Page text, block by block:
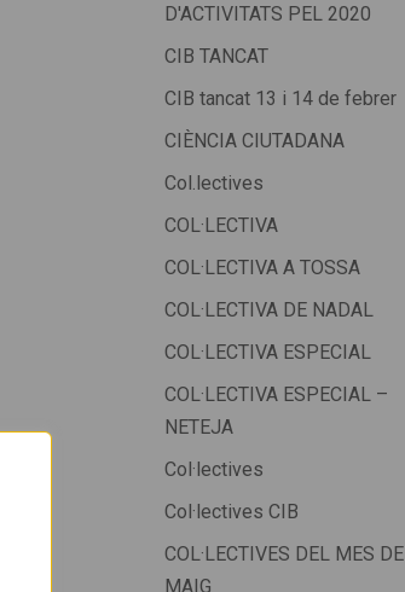
D'ACTIVITATS PEL 2020
CIB TANCAT
CIB tancat 13 i 14 de febrer
CIÈNCIA CIUTADANA
Col.lectives
COL·LECTIVA
COL·LECTIVA A TOSSA
COL·LECTIVA DE NADAL
COL·LECTIVA ESPECIAL
COL·LECTIVA ESPECIAL –
NETEJA
Col·lectives
Col·lectives CIB
COL·LECTIVES DEL MES DE
MAIG